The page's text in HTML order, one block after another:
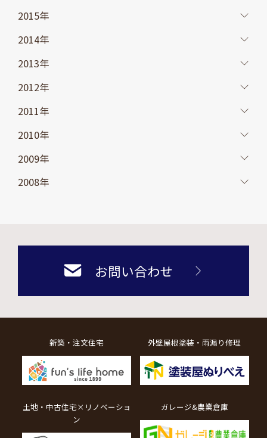
2015年
2014年
2013年
2012年
2011年
2010年
2009年
2008年
お問い合わせ
新築・注文住宅 外壁屋根塗装・雨漏り修理
土地・中古住宅×リノベーショ
ン
ガレージ&農業倉庫